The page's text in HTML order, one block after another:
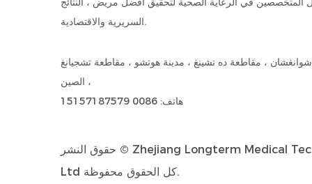
السريرية والاقتصادية.
شوانغشان ، مقاطعة ده تشينغ ، مدينة هوتشو ، مقاطعة تشجيانغ
، الصين
هاتف: 0086 15157187579
حقوق النشر © Zhejiang Longterm Medical
Ltd
كل الحقوق محفوظة.